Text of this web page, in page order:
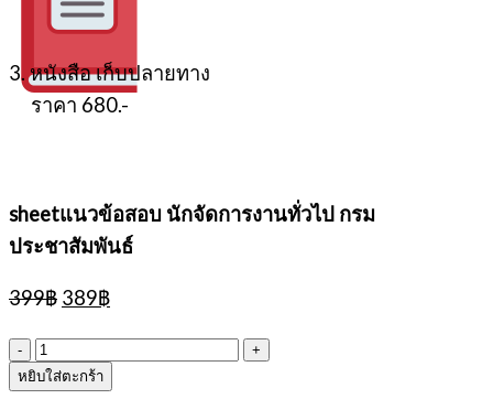
3. หนังสือ เก็บปลายทาง
ราคา 680.-
sheetแนวข้อสอบ นักจัดการงานทั่วไป กรม
ประชาสัมพันธ์
399฿ Original
was:
399฿.
389฿Current
is:
389฿.
จำนวน
sheetแนว
หยิบใส่ตะกร้า